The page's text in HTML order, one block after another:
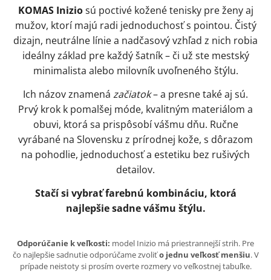
KOMAS Iniziosú poctivé kožené tenisky pre ženy aj
mužov, ktorí majú radi jednoduchosť s pointou. Čistý
dizajn, neutrálne línie a nadčasový vzhľad z nich robia
ideálny základ pre každý šatník – či už ste mestský
minimalista alebo milovník uvoľneného štýlu.
Ich názov znamená začiatok– a presne také aj sú.
Prvý krok k pomalšej móde, kvalitným materiálom a
obuvi, ktorá sa prispôsobí vášmu dňu. Ručne
vyrábané na Slovensku z prírodnej kože, s dôrazom
na pohodlie, jednoduchosť a estetiku bez rušivých
detailov.
Stačí si vybrať farebnú kombináciu, ktorá
najlepšie sadne vášmu štýlu.
Odporúčanie k veľkosti: model Inizio má priestrannejší strih. Pre
čo najlepšie sadnutie odporúčame zvoliťo jednu veľkosť menšiu. V
prípade neistoty si prosím overte rozmery vo veľkostnej tabuľke.